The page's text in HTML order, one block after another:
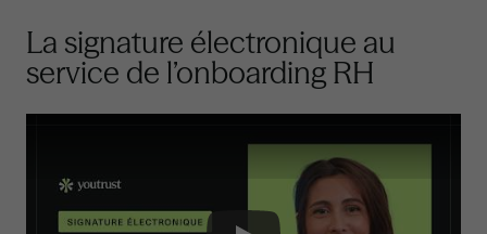
La signature électronique au
service de l’onboarding RH